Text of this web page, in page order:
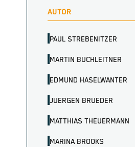
AUTOR
PAUL STREBENITZER
MARTIN BUCHLEITNER
EDMUND HASELWANTER
JUERGEN BRUEDER
MATTHIAS THEUERMANN
MARINA BROOKS